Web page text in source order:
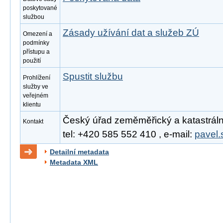
poskytované
službou
Omezení a
podmínky
přístupu a
použití
Zásady užívání dat a služeb ZÚ
Prohlížení
služby ve
veřejném
klientu
Spustit službu
Kontakt
Český úřad zeměměřický a
tel: +420 585 552 410 , e-mail:
Detailní metadata
Metadata XML